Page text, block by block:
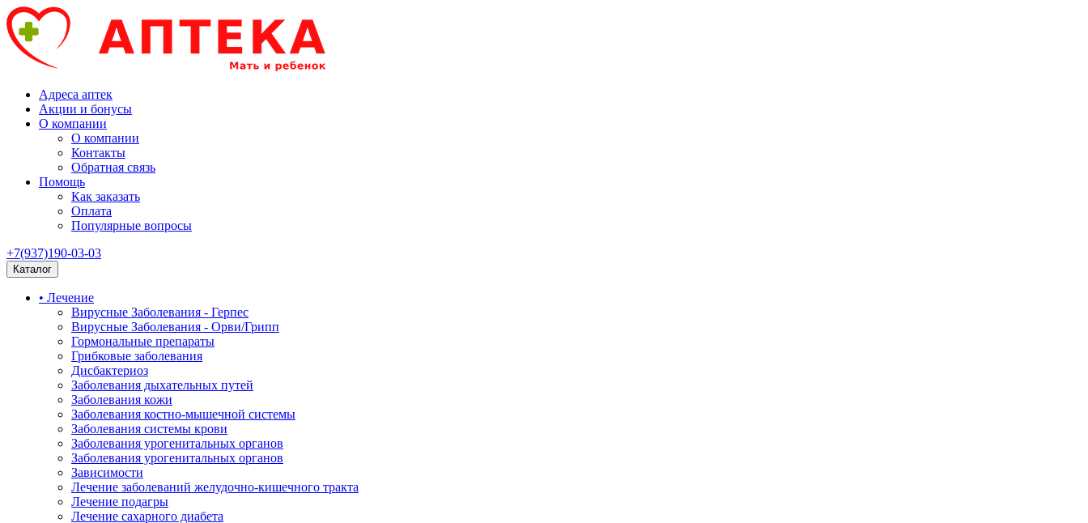
Адреса аптек
Акции и бонусы
О компании
О компании
Контакты
Обратная связь
Помощь
Как заказать
Оплата
Популярные вопросы
+7(937)190-03-03
Каталог
• Лечение
Вирусные Заболевания - Герпес
Вирусные Заболевания - Орви/Грипп
Гормональные препараты
Грибковые заболевания
Дисбактериоз
Заболевания дыхательных путей
Заболевания кожи
Заболевания костно-мышечной системы
Заболевания системы крови
Заболевания урогенитальных органов
Заболевания урогенитальных органов
Зависимости
Лечение заболеваний желудочно-кишечного тракта
Лечение подагры
Лечение сахарного диабета